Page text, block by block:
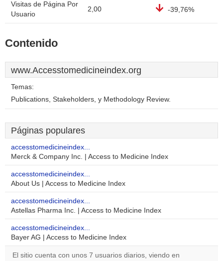
Visitas de Página Por
Usuario
2,00 -39,76%
Contenido
www.Accesstomedicineindex.org
Temas:
Publications, Stakeholders, y Methodology Review.
Páginas populares
accesstomedicineindex...
Merck & Company Inc. | Access to Medicine Index
accesstomedicineindex...
About Us | Access to Medicine Index
accesstomedicineindex...
Astellas Pharma Inc. | Access to Medicine Index
accesstomedicineindex...
Bayer AG | Access to Medicine Index
El sitio cuenta con unos 7 usuarios diarios, viendo en